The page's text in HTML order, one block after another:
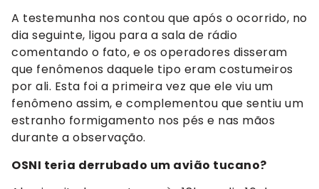
A testemunha nos contou que após o ocorrido, no
dia seguinte, ligou para a sala de rádio
comentando o fato, e os operadores disseram
que fenômenos daquele tipo eram costumeiros
por ali. Esta foi a primeira vez que ele viu um
fenômeno assim, e complementou que sentiu um
estranho formigamento nos pés e nas mãos
durante a observação.
OSNI teria derrubado um avião tucano?